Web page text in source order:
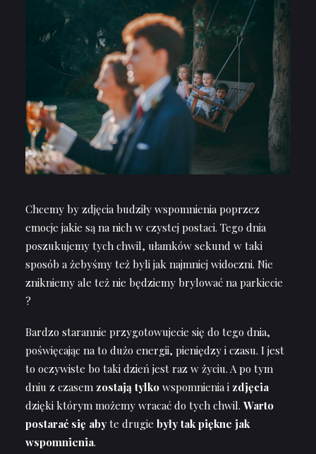
Chcemy by zdjęcia budziły wspomnienia poprzez
emocje jakie są na nich w czystej postaci. Tego dnia
poszukujemy tych chwil, ułamków sekund w taki
sposób a żebyśmy też byli jak najmniej widoczni. Nie
znikniemy ale też nie będziemy brylować na parkiecie
?
Bardzo starannie przygotowujecie się do tego dnia,
poświęcając na to dużo energii, pieniędzy i czasu. I jest
to oczywiste bo taki dzień jest raz w życiu. A po tym
dniu z czasem zostają tylko wspomnienia i zdjęcia
dzięki którym możemy wracać do tych chwil. Warto
postarać się aby te drugie były tak piękne jak
wspomnienia.